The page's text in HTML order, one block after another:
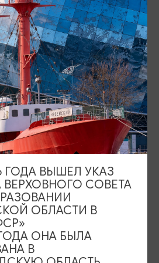
Туры и экскурсии
Чем заняться
О путешествии в КО
ГОДА ВЫШЕЛ УКАЗ
СОВЕТА
ОБЛАСТИ В
ОНА БЫЛА
В